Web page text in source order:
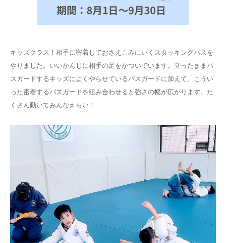
キッズクラス！相手に密着しておさえこみにいくスタッキングパスを
やりました。いいかんじに相手の足をかついでいます。立ったままパ
スガードするキッズによくやらせているパスガードに加えて、こうい
った密着するパスガードを組み合わせると強さの幅が広がります。た
くさん動いてみんなえらい！